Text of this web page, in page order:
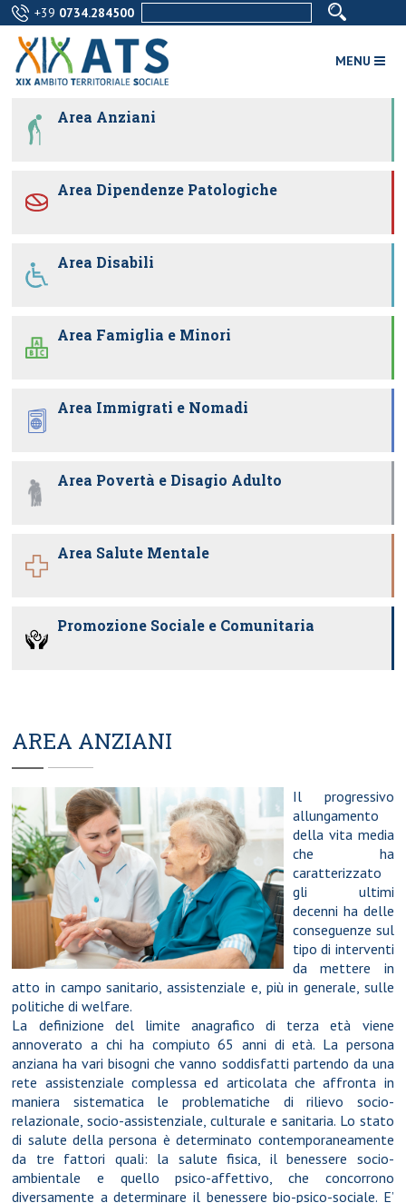
+39 0734.284500
MENU
Area Anziani
Area Dipendenze Patologiche
Area Disabili
Area Famiglia e Minori
Area Immigrati e Nomadi
Area Povertà e Disagio Adulto
Area Salute Mentale
Promozione Sociale e Comunitaria
AREA ANZIANI
Il progressivo
allungamento
della vita media
che ha
caratterizzato
gli ultimi
decenni ha delle
conseguenze sul
tipo di interventi
da mettere in
atto in campo sanitario, assistenziale e, più in generale, sulle
politiche di welfare.
La definizione del limite anagrafico di terza età viene
annoverato a chi ha compiuto 65 anni di età. La persona
anziana ha vari bisogni che vanno soddisfatti partendo da una
rete assistenziale complessa ed articolata che affronta in
maniera sistematica le problematiche di rilievo socio-
relazionale, socio-assistenziale, culturale e sanitaria. Lo stato
di salute della persona è determinato contemporaneamente
da tre fattori quali: la salute fisica, il benessere socio-
ambientale e quello psico-affettivo, che concorrono
diversamente a determinare il benessere bio-psico-sociale. E’